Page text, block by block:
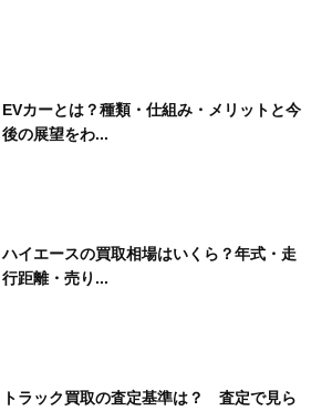
EVカーとは？種類・仕組み・メリットと今
後の展望をわ...
ハイエースの買取相場はいくら？年式・走
行距離・売り...
トラック買取の査定基準は？ 査定で見ら